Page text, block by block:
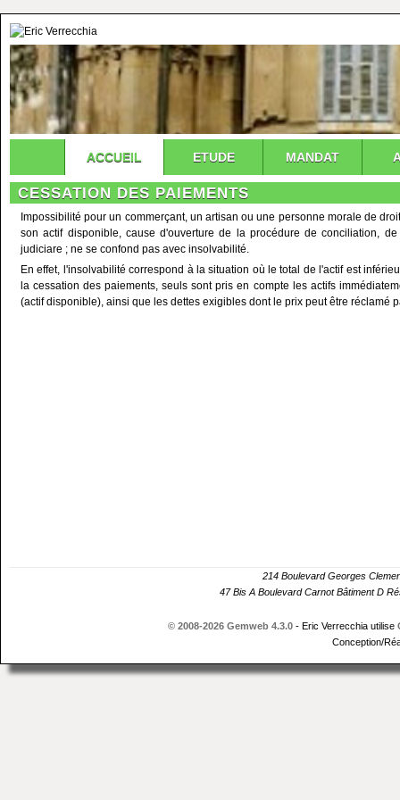
ACCUEIL ETUDE MANDAT
CESSATION DES PAIEMENTS
Impossibilité pour un commerçant, un artisan ou une personne morale de
son actif disponible, cause d'ouverture de la procédure de conciliation,
judiciare ; ne se confond pas avec insolvabilité.
En effet, l'insolvabilité correspond à la situation où le total de l'actif est
la cessation des paiements, seuls sont pris en compte les actifs
(actif disponible), ainsi que les dettes exigibles dont le prix peut être réclamé
214 Boulevard Georges
47 Bis A Boulevard Carnot Bâtiment D
© 2008-2026 Gemweb 4.3.0- Eric Verrecchia utilise
Conception/